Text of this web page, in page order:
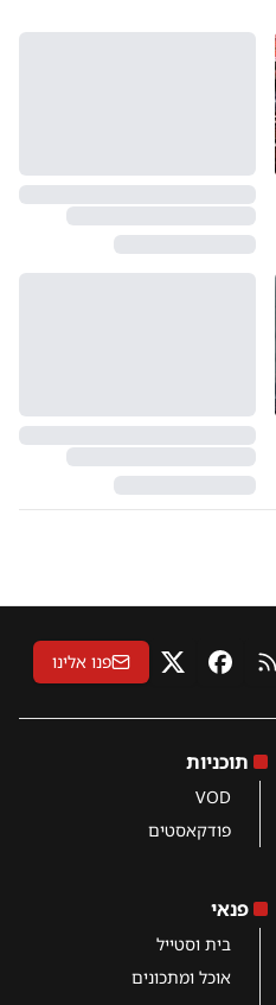
RSS פייסבוקX פנו אלינו
תוכניות
VOD
פודקאסטים
פנאי
בית וסטייל
אוכל ומתכונים